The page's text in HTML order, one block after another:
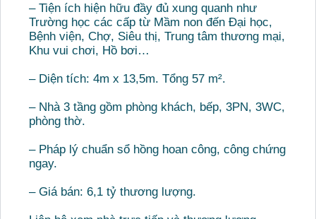
– Tiện ích hiện hữu đầy đủ xung quanh như
Trường học các cấp từ Mầm non đến Đại học,
Bệnh viện, Chợ, Siêu thị, Trung tâm thương mại,
Khu vui chơi, Hồ bơi…
– Diện tích: 4m x 13,5m. Tổng 57 m².
– Nhà 3 tầng gồm phòng khách, bếp, 3PN, 3WC,
phòng thờ.
– Pháp lý chuẩn sổ hồng hoan công, công chứng
ngay.
– Giá bán: 6,1 tỷ thương lượng.